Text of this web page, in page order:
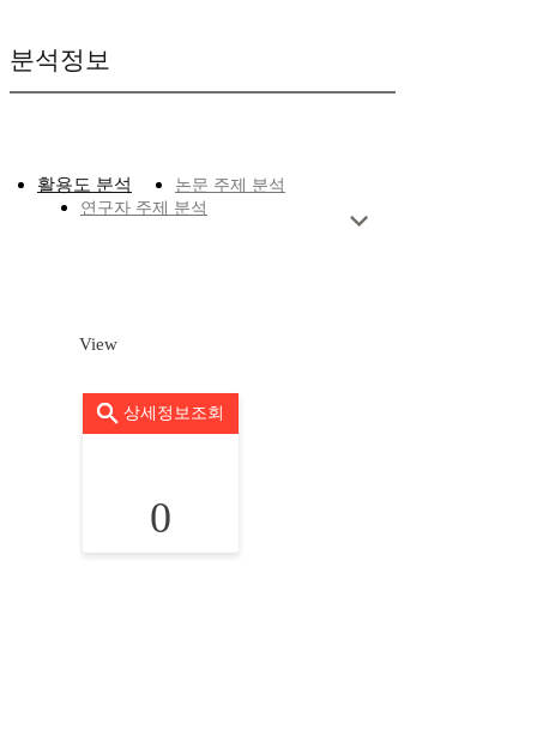
분석정보
활용도 분석
논문 주제 분석
연구자 주제 분석
View
상세정보조회
0